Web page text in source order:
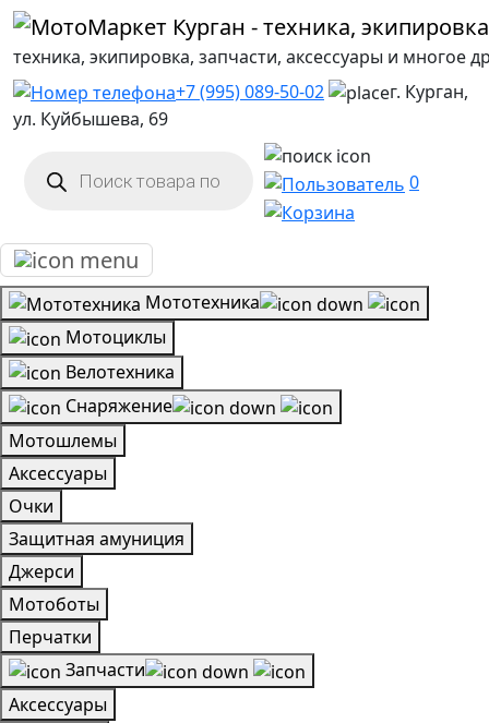
техника, экипировка, запчасти, аксессуары и многое
+7 (995) 089-50-02
г. Курган,
ул. Куйбышева, 69
товаров 0
Мототехника
Мотоциклы
Велотехника
Снаряжение
Мотошлемы
Аксессуары
Очки
Защитная амуниция
Джерси
Мотоботы
Перчатки
Запчасти
Аксессуары